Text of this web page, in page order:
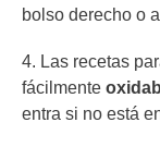
bolso derecho o
4. Las recetas
fácilmente
entra si no está